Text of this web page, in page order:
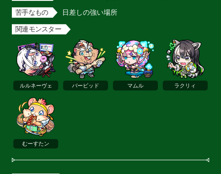
苦手なもの 日差しの強い場所
関連モンスター
ルルネーヴェ バービッド マムル ラクリィ
むーすたン